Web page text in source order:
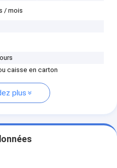
/ mois
caisse en carton
plus